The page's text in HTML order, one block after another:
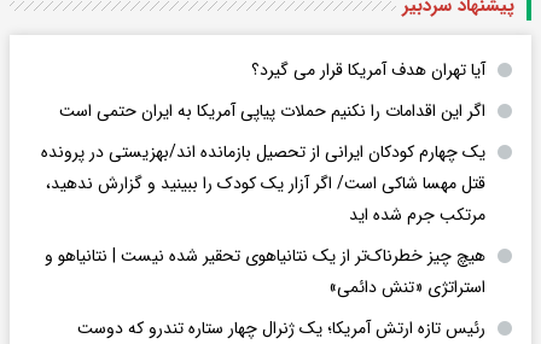
آیا تهران هدف آمریکا قرار می گیرد؟
اگر این اقدامات را نکنیم حملات پیاپی آمریکا به ایران حتمی است
یک چهارم کودکان ایرانی از تحصیل بازمانده اند/بهزیستی در پرونده
قتل مهسا شاکی است/ اگر آزار یک کودک را ببینید و گزارش ندهید،
مرتکب جرم شده اید
هیچ چیز خطرناک‌تر از یک نتانیاهوی تحقیر شده نیست | نتانیاهو و
استراتژی «تنش دائمی»
رئیس تازه ارتش آمریکا؛ یک ژنرال چهار ستاره تندرو که دوست